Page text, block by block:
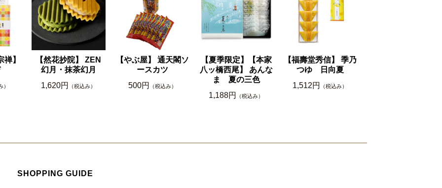
】
）
【然花抄院】 ZEN
幻月・抹茶幻月
1,620円
（税込み）
【やぶ屋】 通天閣ソ
ースカツ
500円
（税込み）
【夏季限定】【本家
八ッ橋西尾】 あんな
ま 夏の三色
1,188円
（税込み）
【福壽堂秀信】 季乃
つゆ 日向夏
1,512円
（税込み）
SHOPPING GUIDE